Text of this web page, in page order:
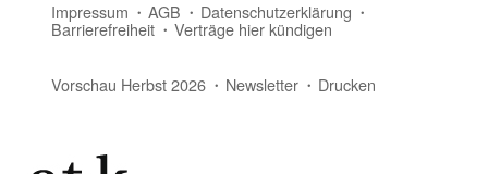
Impressum AGB Datenschutzerklärung
Barrierefreiheit Verträge hier kündigen
Vorschau Herbst 2026 Newsletter Drucken